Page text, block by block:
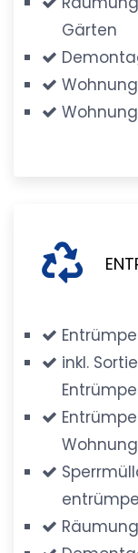
Gärten
inkl.